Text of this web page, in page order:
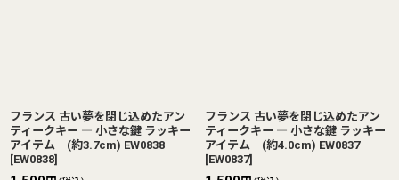
フランス 古い夢を閉じ込めたアン
ティークキー ― 小さな鍵 ラッキー
アイテム｜(約3.7cm) EW0838
[EW0838]
フランス 古い夢を閉じ込めたアン
ティークキー ― 小さな鍵 ラッキー
アイテム｜(約4.0cm) EW0837
[EW0837]